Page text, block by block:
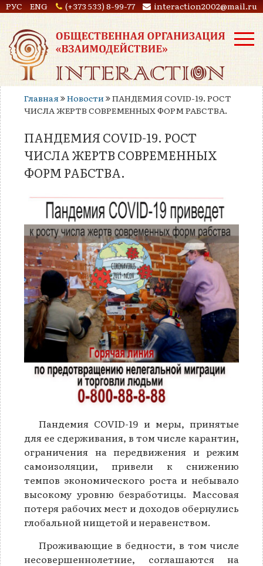
РУС ENG (+373 533) 8-99-77 interaction2002@mail.ru
Главная Новости
ПАНДЕМИЯ COVID-19. РОСТ
ЧИСЛА ЖЕРТВ СОВРЕМЕННЫХ ФОРМ РАБСТВА.
ПАНДЕМИЯ COVID-19. РОСТ
ЧИСЛА ЖЕРТВ СОВРЕМЕННЫХ
ФОРМ РАБСТВА.
Пандемия COVID-19 и меры, принятые
для ее сдерживания, в том числе карантин,
ограничения на передвижения и режим
самоизоляции, привели к снижению
темпов экономического роста и небывало
высокому уровню безработицы. Массовая
потеря рабочих мест и доходов обернулись
глобальной нищетой и неравенством.
Проживающие в бедности, в том числе
несовершеннолетние, соглашаются на